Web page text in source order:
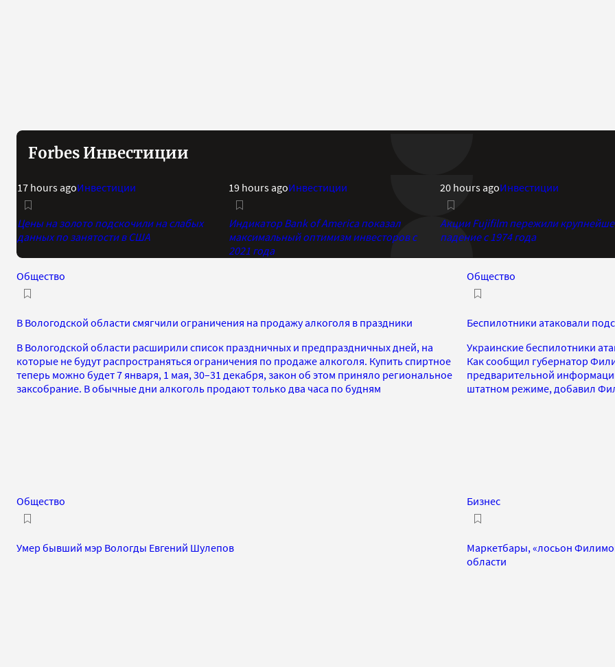
Forbes Инвестиции
17 hours agoИнвестиции
Цены на золото подскочили на слабых
данных по занятости в США
19 hours agoИнвестиции
Индикатор Bank of America показал
максимальный оптимизм инвесторов с
2021 года
20 hours agoИнвестиции
Акции Fujifilm пережили
падение с 1974 года
Общество
В Вологодской области смягчили ограничения на продажу алкоголя в праздники
В Вологодской области расширили список праздничных и предпраздничных дней, на
которые не будут распространяться ограничения по продаже алкоголя. Купить спиртное
теперь можно будет 7 января, 1 мая, 30–31 декабря, закон об этом приняло региональное
заксобрание. В обычные дни алкоголь продают только два часа по будням
Общество
Беспилотники атаковали
Украинские беспилотники
Как сообщил губернатор
предварительной
штатном режиме, добавил
Общество
Умер бывший мэр Вологды Евгений Шулепов
Бизнес
Маркетбары, «лосьон
области